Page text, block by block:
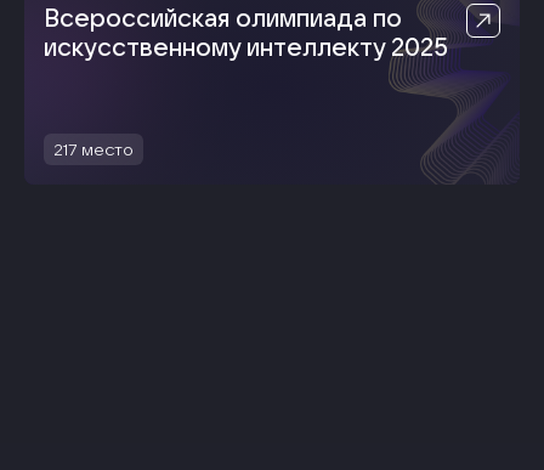
Всероссийская олимпиада по
искусственному интеллекту 2025
217 место